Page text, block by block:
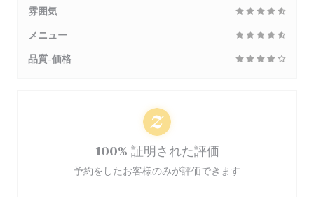
雰囲気
メニュー
品質-価格
100% 証明された評価
予約をしたお客様のみが評価できます